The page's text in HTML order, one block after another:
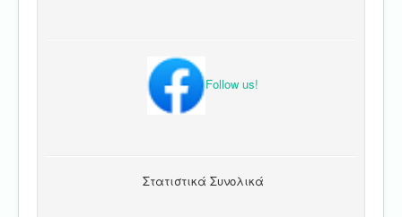
Follow us!
Στατιστικά Συνολικά